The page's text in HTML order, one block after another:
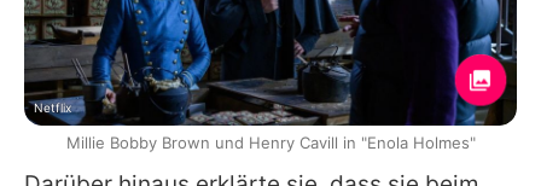
Netflix
Millie Bobby Brown und Henry Cavill in "Enola Holmes"